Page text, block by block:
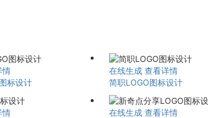
情
标设计
在线生成 查看详情
简职LOGO图标设计
情
在线生成 查看详情